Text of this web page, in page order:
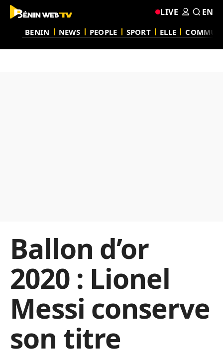
BENIN NEWS PEOPLE SPORT ELLE
LIVE EN
Ballon d’or
2020 : Lionel
Messi conserve
son titre